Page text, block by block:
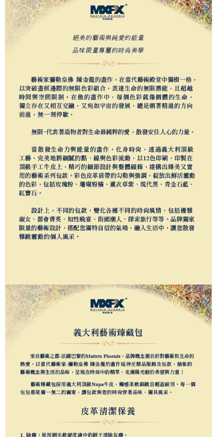
【注意事項】
１．透過由恩沛科技股份有限公司提供之「AFTEE先享後付」服務完成之交
易，需依本服務之必要範圍內提供個人資料，並將交易相關給付款項請求債
權轉讓予恩沛科技股份有限公司。
２．關於個人資料處理事宜，請瀏覽以下網址：
３．未成年的使用者請事先徵得法定代理人或監護人之同意方可使用
４．使用「AFTEE先享後付」時，將依據個別帳號之用戶狀況，依本公司即
時審查核予不同之上限額度；若仍有額度不足之情形，本公司將視審查結果
請求用戶進行身份認證。
５．嚴禁一人註冊多個帳號或使用他人資訊註冊。若發現惡意使用之情形，
恩沛科技股份有限公司將有權停止該用戶之使用額度並採取法律行動。